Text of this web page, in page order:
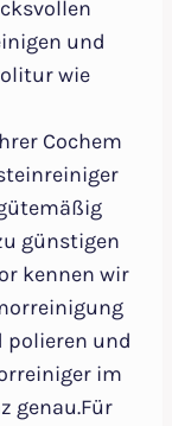
und
wie
Cochem
günstigen
kennen wir
polieren und
im
genau.Für